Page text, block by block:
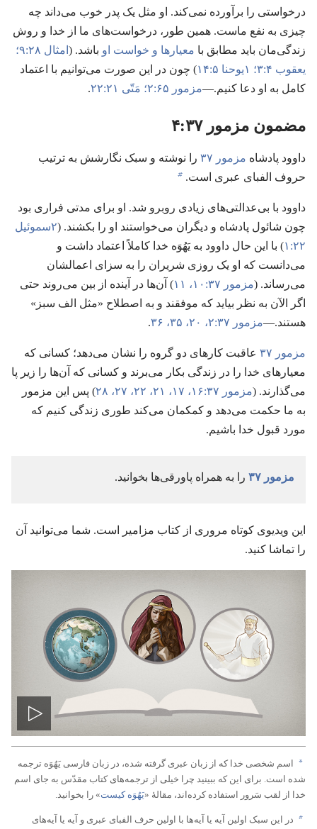
درخواستی را برآورده نمی‌کند.‏ او مثل یک پدر خوب می‌داند چه
چیزی به نفع ماست.‏ همین طور،‏ درخواست‌های ما از خدا و روش
زندگی‌مان باید مطابق با معیارها و خواست او باشد.‏ (‏ امثال ۲۸:‏۹؛‏
یعقوب ۴:‏۳؛‏
‏)‏ چون در این صورت می‌توانیم با اعتماد
کامل به او دعا کنیم.‏—‏مزمور ۶۵:‏۲؛‏ مَتّی ۲۱:‏۲۲ ‏.‏
مضمون مزمور ۳۷:‏۴
داوود پادشاه مزمور ۳۷
را نوشته و سبک نگارشش به ترتیب
حروف الفبای عبری است.‏ b
داوود با بی‌عدالتی‌های زیادی روبرو شد.‏ او برای مدتی فراری بود
چون شائول پادشاه و دیگران می‌خواستند او را بکشند.‏ (‏ ۲سموئیل
۲۲:‏۱
‏)‏ با این حال داوود به یَهُوَه خدا کاملاً اعتماد داشت و
می‌دانست که او یک روزی شریران را به سزای اعمالشان
می‌رساند.‏ (‏مزمور ۳۷:‏۱۰،‏ ۱۱
‏)‏ آن‌ها در آینده از بین می‌روند حتی
اگر الآن به نظر بیاید که موفقند و به اصطلاح «مثل الف سبز»
هستند.‏—‏مزمور ۳۷:‏۲،‏ ‏.‏
مزمور ۳۷
عاقبت کارهای دو گروه را نشان می‌دهد؛‏ کسانی که
معیارهای خدا را در زندگی بکار می‌برند و کسانی که آن‌ها را زیر پا
می‌گذارند.‏ (‏مزمور ۳۷:‏۱۶،‏ ۱۷،‏
‏)‏ پس این مزمور
به ما حکمت می‌دهد و کمکمان می‌کند طوری زندگی کنیم که
مورد قبول خدا باشیم.‏
مزمور ۳۷ را به همراه پاورقی‌ها بخوانید.‏
این ویدیوی کوتاه مروری از کتاب مزامیر است.‏ شما می‌توانید آن
را تماشا کنید.‏
پخش
ویدیو
a
اسم شخصی خدا که از زبان عبری گرفته شده،‏ در زبان فارسی یَهُوَه ترجمه
شده است.‏ برای این که ببینید چرا خیلی از ترجمه‌های کتاب مقدّس به جای اسم
خدا از لقب سَرور استفاده کرده‌اند،‏ مقالهٔ «‏یَهُوَه کیست‏» را بخوانید.‏
b در این سبک اولین آیه یا آیه‌ها با اولین حرف الفبای عبری و آیه یا آیه‌های